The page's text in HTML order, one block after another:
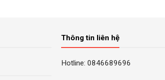
Thông tin liên hệ
Hotline: 0846689696